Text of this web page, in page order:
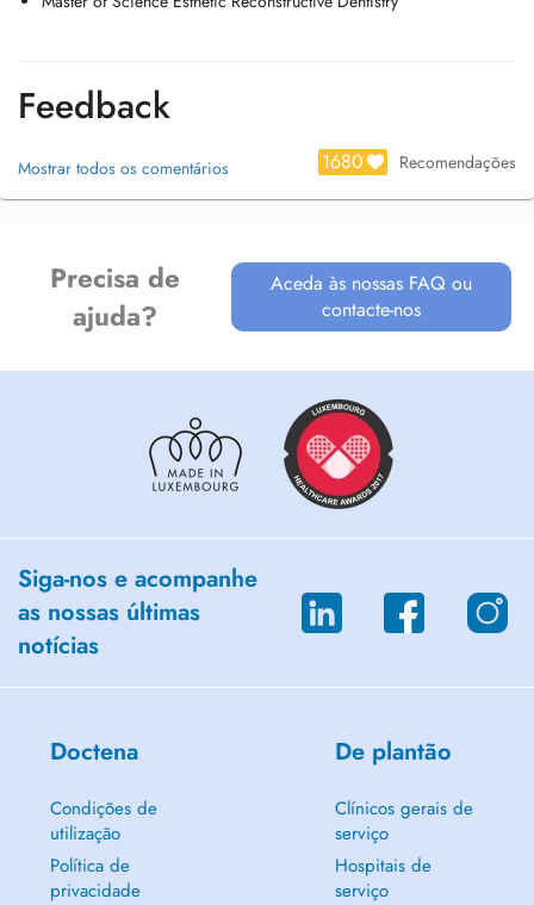
Feedback
Mostrar todos os comentários 1680 Recomendações
Precisa de
ajuda?
Aceda às nossas FAQ ou
contacte-nos
Siga-nos e acompanhe
as nossas últimas
notícias
Doctena
Condições de
utilização
Política de
privacidade
De plantão
Clínicos gerais de
serviço
Hospitais de
serviço